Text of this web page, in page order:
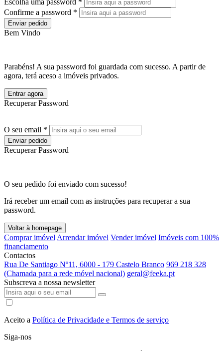
Escolha uma password *
Confirme a password *
Enviar pedido
Bem Vindo
Parabéns! A sua password foi guardada com sucesso. A partir de
agora, terá aceso a imóveis privados.
Entrar agora
Recuperar Password
O seu email *
Enviar pedido
Recuperar Password
O seu pedido foi enviado com sucesso!
Irá receber um email com as instruções para recuperar a sua
password.
Voltar à homepage
Comprar imóvel Arrendar imóvel Vender imóvel Imóveis com 100%
financiamento
Contactos
Rua De Santiago Nº11, 6000 - 179 Castelo Branco 969 218 328
(Chamada para a rede móvel nacional) geral@feeka.pt
Subscreva a nossa newsletter
Aceito a Política de Privacidade e Termos de serviço
Siga-nos